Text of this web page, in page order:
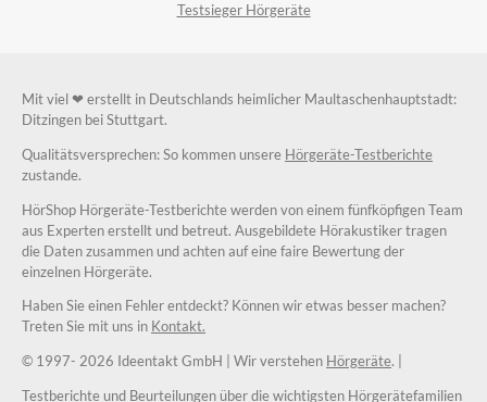
Testsieger Hörgeräte
Mit viel ❤ erstellt in Deutschlands heimlicher Maultaschenhauptstadt:
Ditzingen bei Stuttgart.
Qualitätsversprechen: So kommen unsere Hörgeräte-Testberichte
zustande.
HörShop Hörgeräte-Testberichte werden von einem fünfköpfigen Team
aus Experten erstellt und betreut. Ausgebildete Hörakustiker tragen
die Daten zusammen und achten auf eine faire Bewertung der
einzelnen Hörgeräte.
Haben Sie einen Fehler entdeckt? Können wir etwas besser machen?
Treten Sie mit uns in Kontakt.
© 1997- 2026 Ideentakt GmbH | Wir verstehen Hörgeräte. |
Testberichte und Beurteilungen über die wichtigsten Hörgerätefamilien